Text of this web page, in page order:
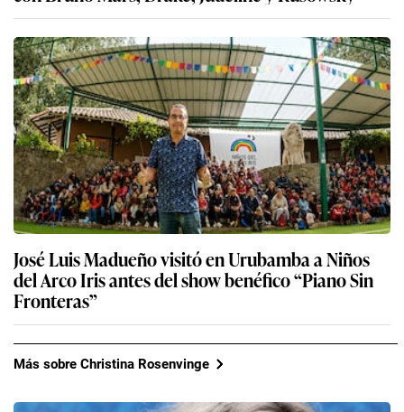
José Luis Madueño visitó en Urubamba a Niños
del Arco Iris antes del show benéfico “Piano Sin
Fronteras”
Más sobre Christina Rosenvinge